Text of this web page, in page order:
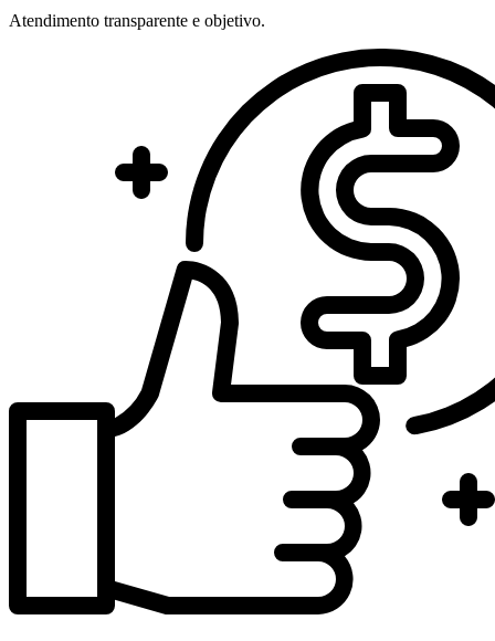
Atendimento transparente e objetivo.